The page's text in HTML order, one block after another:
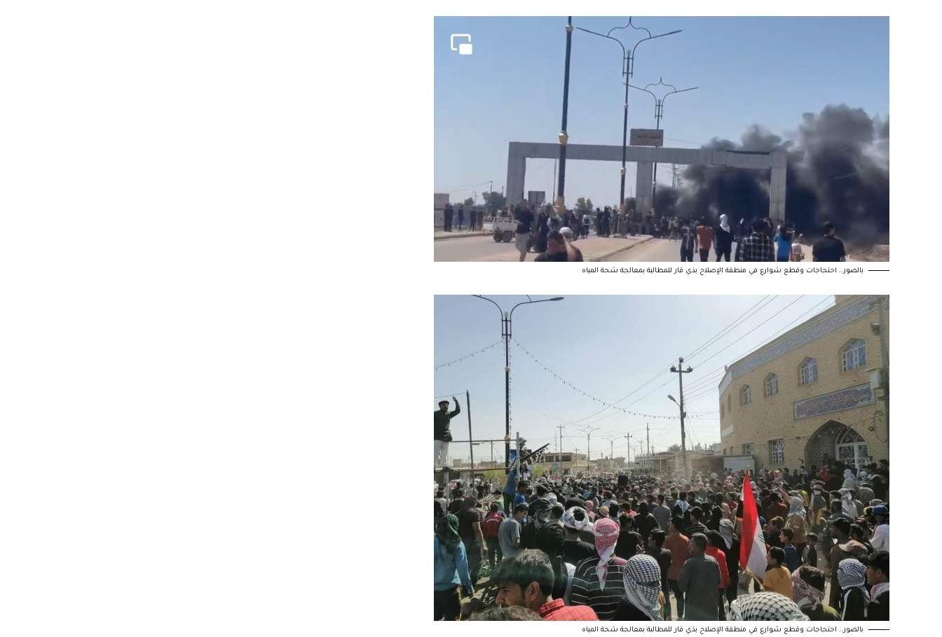
بالصور.. احتجاجات وقطع شوارع في منطقة الإصلاح بذي قار للمطالبة بمعالجة شحة المياه
بالصور.. احتجاجات وقطع شوارع في منطقة الإصلاح بذي قار للمطالبة بمعالجة شحة المياه